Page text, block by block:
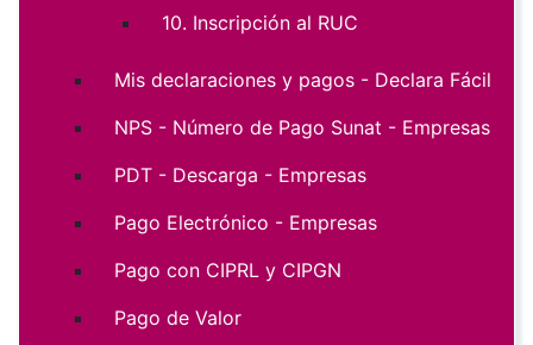
10. Inscripción al RUC
Mis declaraciones y pagos - Declara Fácil
NPS - Número de Pago Sunat - Empresas
PDT - Descarga - Empresas
Pago Electrónico - Empresas
Pago con CIPRL y CIPGN
Pago de Valor